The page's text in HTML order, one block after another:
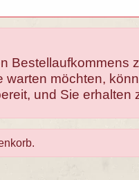
Bestellaufkommens
möchten,
und Sie erhalten